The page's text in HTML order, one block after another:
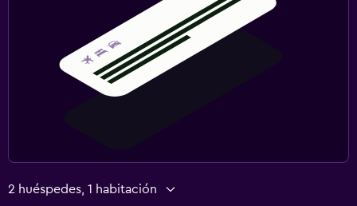
2 huéspedes, 1 habitación